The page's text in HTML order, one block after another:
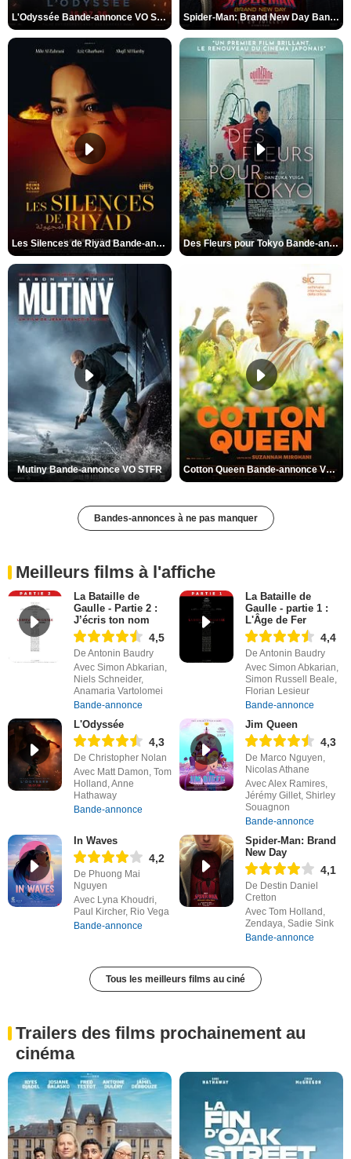
L'Odyssée Bande-annonce VO STFR Spider-Man: Brand New Day Bande-annonce VO STFR
Les Silences de Riyad Bande-annonce VO STFR Des Fleurs pour Tokyo Bande-annonce VO STFR
Mutiny Bande-annonce VO STFR Cotton Queen Bande-annonce VO STFR
Bandes-annonces à ne pas manquer
Meilleurs films à l'affiche
La Bataille de
Gaulle - Partie 2 :
J’écris ton nom
4,5
De Antonin Baudry
Avec Simon Abkarian,
Niels Schneider,
Anamaria Vartolomei
Bande-annonce
La Bataille de
Gaulle - partie 1 :
L'Âge de Fer
4,4
De Antonin Baudry
Avec Simon Abkarian,
Simon Russell Beale,
Florian Lesieur
Bande-annonce
L'Odyssée
4,3
De Christopher Nolan
Avec Matt Damon, Tom
Holland, Anne
Hathaway
Bande-annonce
Jim Queen
4,3
De Marco Nguyen,
Nicolas Athane
Avec Alex Ramires,
Jérémy Gillet, Shirley
Souagnon
Bande-annonce
In Waves
4,2
De Phuong Mai
Nguyen
Avec Lyna Khoudri,
Paul Kircher, Rio Vega
Bande-annonce
Spider-Man: Brand
New Day
4,1
De Destin Daniel
Cretton
Avec Tom Holland,
Zendaya, Sadie Sink
Bande-annonce
Tous les meilleurs films au ciné
Trailers des films prochainement au
cinéma